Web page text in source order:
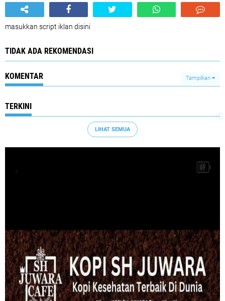
masukkan script iklan disini
TIDAK ADA REKOMENDASI
KOMENTAR Tampilkan
TERKINI
LIHAT SEMUA